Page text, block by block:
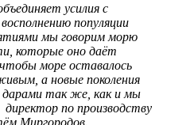
усилия с
популяции
мы говорим морю
которые оно даёт
море оставалось
а новые поколения
дарами так же, как и мы
по производству
Миргородов.